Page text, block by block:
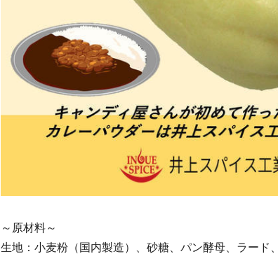
～原材料～
生地：小麦粉（国内製造）、砂糖、パン酵母、ラード